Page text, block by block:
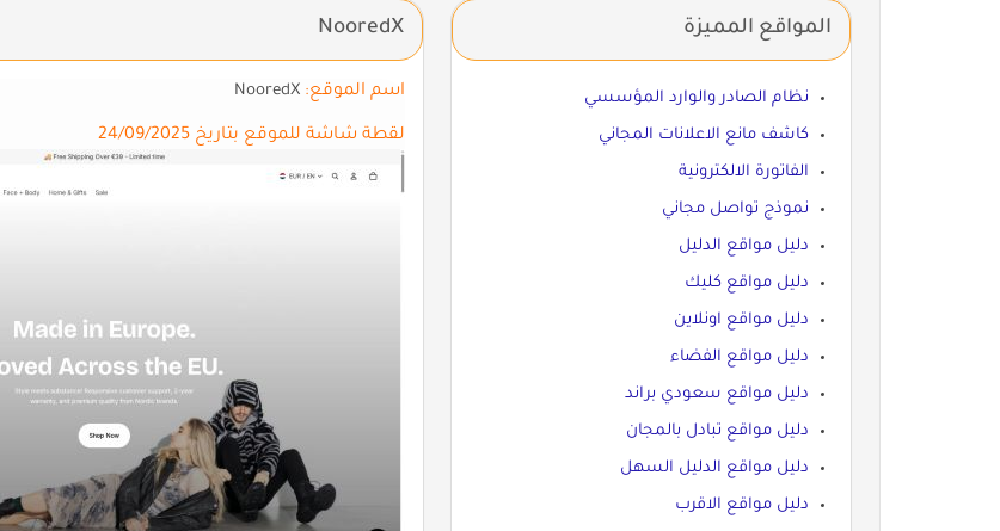
NooredX
اسم الموقع:
لقطة شاشة للموقع بتاريخ 24/09/2025
المواقع المميزة
نظام الصادر والوارد المؤسسي
كاشف مانع الاعلانات المجاني
الفاتورة الالكترونية
نموذج تواصل مجاني
دليل مواقع الدليل
دليل مواقع كليك
دليل مواقع اونلاين
دليل مواقع الفضاء
دليل مواقع سعودي براند
دليل مواقع تبادل بالمجان
دليل مواقع الدليل السهل
دليل مواقع الاقرب